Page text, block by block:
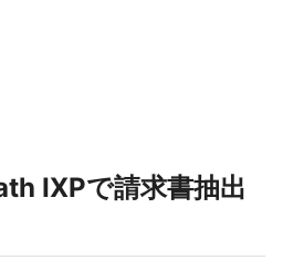
IXPで請求書抽出